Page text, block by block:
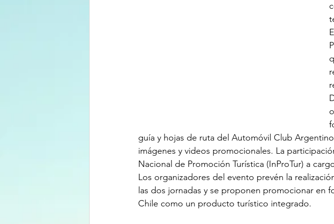
guía y hojas de ruta del Automóvil Club
imágenes y videos promocionales. La
Nacional de Promoción Turística (InProTur) a
Los organizadores del evento prevén la
las dos jornadas y se proponen promocionar en
Chile como un producto turístico integrado.